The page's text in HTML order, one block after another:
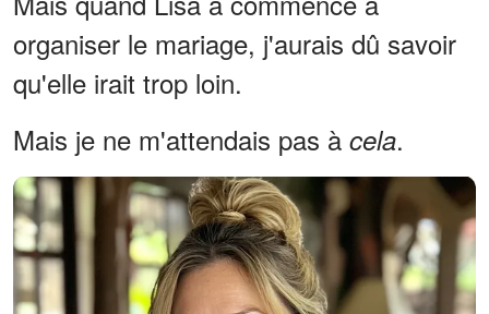
organiser le mariage, j'aurais dû savoir
qu'elle irait trop loin.
Mais je ne m'attendais pas à cela.